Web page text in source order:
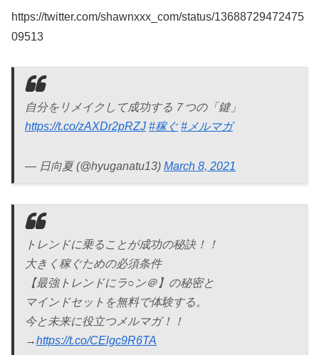
https://twitter.com/shawnxxx_com/status/13688729472475
09513
自分をリメイクして成功する７つの「鍵」
https://t.co/zAXDr2pRZJ #稼ぐ #メルマガ
— 日向夏 (@hyuganatu13) March 8, 2021
トレンドに乗ることが成功の秘訣！！
大きく稼ぐための必須条件
【最強トレンドにラ○ン＠】の秘密と
マインドセットを無料で体験する。
今と未来に役立つメルマガ！！
→https://t.co/CElgc9R6TA